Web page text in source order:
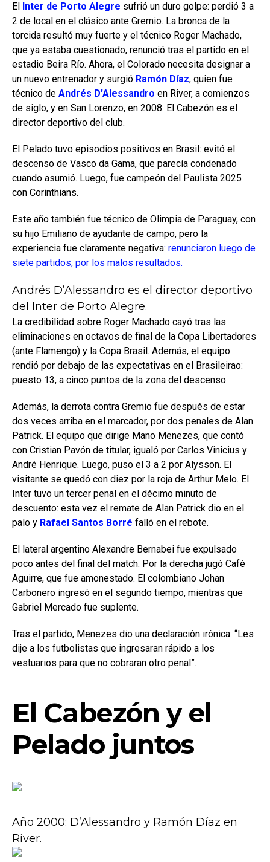
El Inter de Porto Alegre sufrió un duro golpe: perdió 3 a
2 de local en el clásico ante Gremio. La bronca de la
torcida resultó muy fuerte y el técnico Roger Machado,
que ya estaba cuestionado, renunció tras el partido en el
estadio Beira Río. Ahora, el Colorado necesita designar a
un nuevo entrenador y surgió Ramón Díaz, quien fue
técnico de Andrés D’Alessandro en River, a comienzos
de siglo, y en San Lorenzo, en 2008. El Cabezón es el
director deportivo del club.
El Pelado tuvo episodios positivos en Brasil: evitó el
descenso de Vasco da Gama, que parecía condenado
cuando asumió. Luego, fue campeón del Paulista 2025
con Corinthians.
Este año también fue técnico de Olimpia de Paraguay, con
su hijo Emiliano de ayudante de campo, pero la
experiencia fue claramente negativa: renunciaron luego de
siete partidos, por los malos resultados.
Andrés D’Alessandro es el director deportivo
del Inter de Porto Alegre.
La credibilidad sobre Roger Machado cayó tras las
eliminaciones en octavos de final de la Copa Libertadores
(ante Flamengo) y la Copa Brasil. Además, el equipo
rendió por debajo de las expectativas en el Brasileirao:
puesto 13, a cinco puntos de la zona del descenso.
Además, la derrota contra Gremio fue después de estar
dos veces arriba en el marcador, por dos penales de Alan
Patrick. El equipo que dirige Mano Menezes, que contó
con Cristian Pavón de titular, igualó por Carlos Vinicius y
André Henrique. Luego, puso el 3 a 2 por Alysson. El
visitante se quedó con diez por la roja de Arthur Melo. El
Inter tuvo un tercer penal en el décimo minuto de
descuento: esta vez el remate de Alan Patrick dio en el
palo y Rafael Santos Borré falló en el rebote.
El lateral argentino Alexandre Bernabei fue expulsado
poco antes del final del match. Por la derecha jugó Café
Aguirre, que fue amonestado. El colombiano Johan
Carbonero ingresó en el segundo tiempo, mientras que
Gabriel Mercado fue suplente.
Tras el partido, Menezes dio una declaración irónica: “Les
dije a los futbolistas que ingresaran rápido a los
vestuarios para que no cobraran otro penal”.
El Cabezón y el
Pelado juntos
Año 2000: D’Alessandro y Ramón Díaz en
River.